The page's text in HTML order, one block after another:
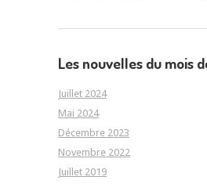
Les nouvelles du mois
Juillet 2024
Mai 2024
Décembre 2023
Novembre 2022
Juillet 2019